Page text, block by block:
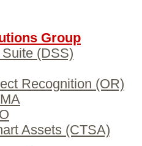
Group
(DSS)
Recognition (OR)
Assets (CTSA)